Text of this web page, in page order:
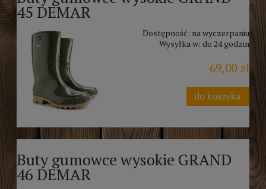
45 DEMAR
Dostępność: na wyczerpaniu
Wysyłka w: do 24 godzin
69,00 zł
do koszyka
Buty gumowce wysokie GRAND
46 DEMAR